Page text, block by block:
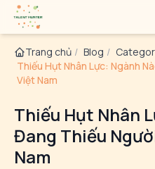
Trang chủ / Blog /
Thiếu Hụt Nhân Lực: Ngành
Việt Nam
Thiếu Hụt Nhân
Đang Thiếu
Nam